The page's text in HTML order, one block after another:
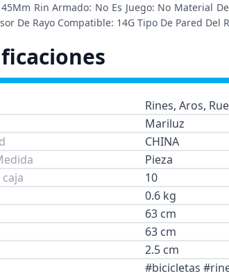
Rin Armado: No Es Juego: No Material
De Rayo Compatible: 14G Tipo De Pared
Rines, Aros,
Mariluz
CHINA
Pieza
10
0.6 kg
63 cm
63 cm
2.5 cm
#bicicletas